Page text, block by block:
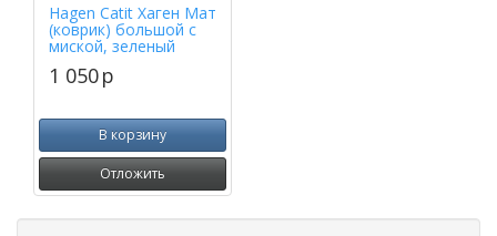
Hagen Catit Хаген Мат
(коврик) большой с
миской, зеленый
1 050p
В корзину
Отложить